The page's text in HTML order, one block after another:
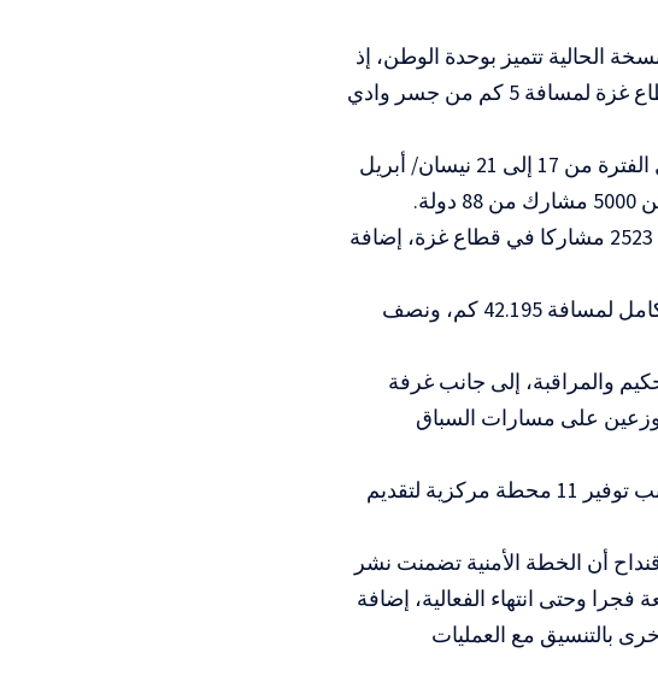
الحالية تتميز بوحدة الوطن، إذ
يُقام الماراثون في بيت لحم بالتزامن مع تنظيم ماراثون في قطاع غزة لمسافة 5 كم من جسر وادي
وأضافت أن ماراثونا افتراضيا نُظم في مختلف دول العالم خلال الفترة من 17 إلى 21 نيسان/ أبريل
.
وأشارت إلى أن العدد الإجمالي للمشاركين تجاوز 13 ألفا، بينهم 2523 مشاركا في قطاع غزة، إضافة
ولفتت عبد الغني إلى أن الماراثون يشمل سباقات الماراثون الكامل لمسافة 42.195 كم، ونصف
على التحكيم والمراقبة، إلى جانب غرفة
الإلكترونية، إضافة إلى 12 مراقبا موزعين على مسارات السباق
كما يشارك أكثر من مئة متطوع من مؤسسات متعددة، إلى جانب توفير 11 محطة مركزية لتقديم
أن الخطة الأمنية تضمنت نشر
وحتى انتهاء الفعالية، إضافة
بالتنسيق مع العمليات